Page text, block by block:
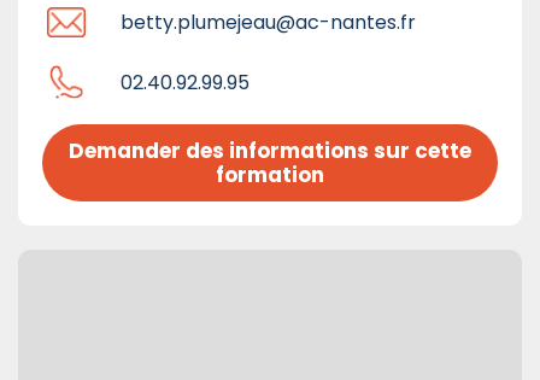
betty.plumejeau@ac-nantes.fr
02.40.92.99.95
Demander des informations sur cette
formation